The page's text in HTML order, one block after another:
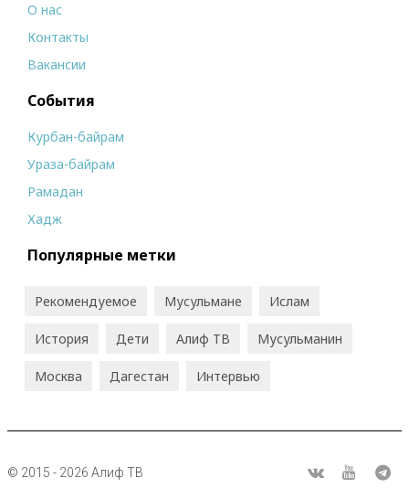
О нас
Контакты
Вакансии
События
Курбан-байрам
Ураза-байрам
Рамадан
Хадж
Популярные метки
Рекомендуемое Мусульмане Ислам
История Дети Алиф ТВ Мусульманин
Москва Дагестан Интервью
© 2015 - 2026 Алиф ТВ